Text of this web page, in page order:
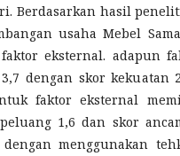
Berdasarkan hasil
usaha Mebel
eksternal. adapun
dengan skor kekuatan
faktor eksternal
1,6 dan skor
menggunakan